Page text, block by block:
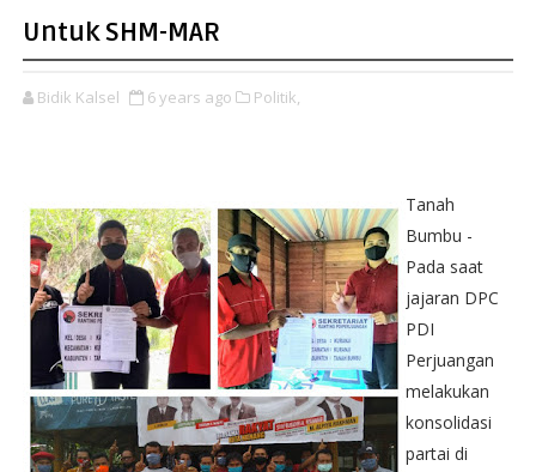
Untuk SHM-MAR
Bidik Kalsel 6 years ago Politik,
Tanah
Bumbu -
Pada saat
jajaran DPC
PDI
Perjuangan
melakukan
konsolidasi
partai di